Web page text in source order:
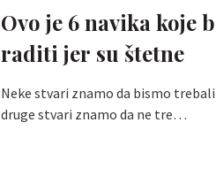
Ovo je 6 navika
raditi jer su štetne
Neke stvari znamo da bismo
druge stvari znamo da ne tre…